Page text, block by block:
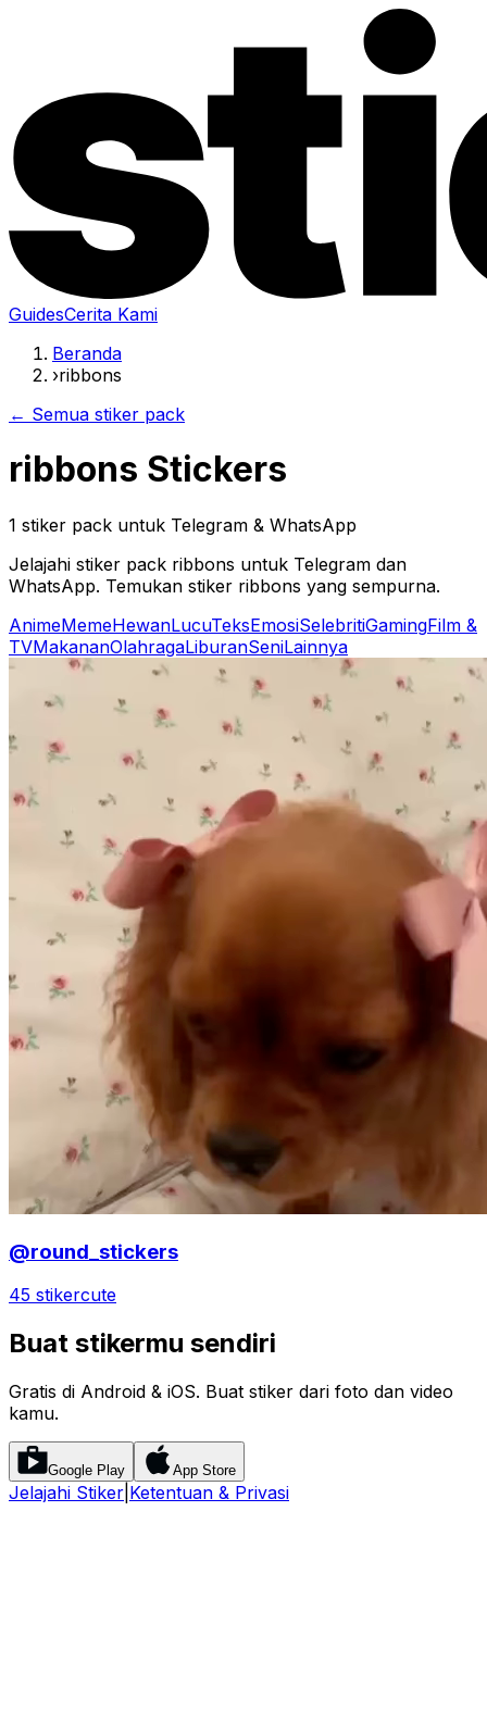
GuidesCerita Kami
Beranda
›ribbons
← Semua stiker pack
ribbons Stickers
1 stiker pack untuk Telegram & WhatsApp
Jelajahi stiker pack ribbons untuk Telegram dan
WhatsApp. Temukan stiker ribbons yang sempurna.
AnimeMemeHewanLucuTeksEmosiSelebritiGamingFilm &
TVMakananOlahragaLiburanSeniLainnya
@round_stickers
45 stikercute
Buat stikermu sendiri
Gratis di Android & iOS. Buat stiker dari foto dan video
kamu.
Google Play App Store
Jelajahi Stiker Ketentuan & Privasi